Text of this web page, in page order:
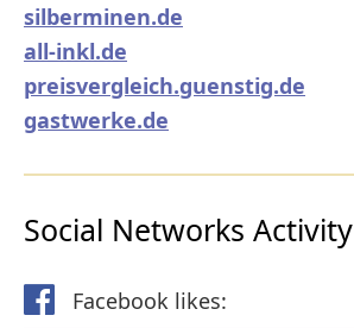
silberminen.de
all-inkl.de
preisvergleich.guenstig.de
gastwerke.de
Social Networks Activity
Facebook likes: